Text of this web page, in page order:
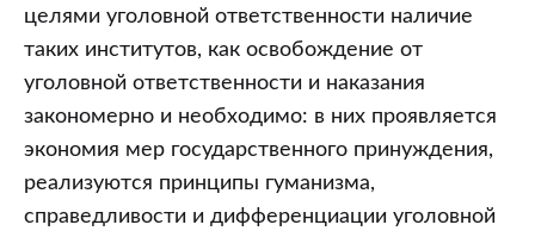
вопросы
освобождения
от
уголовной
ответственности
и
наказания.
целями уголовной ответственности наличие
таких институтов, как освобождение от
уголовной ответственности и наказания
закономерно и необходимо: в них проявляется
экономия мер государственного принуждения,
реализуются принципы гуманизма,
справедливости и дифференциации уголовной